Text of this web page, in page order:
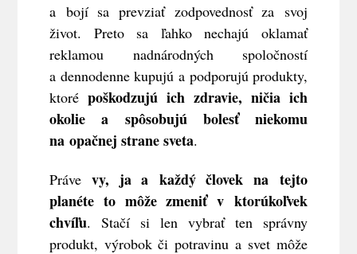
a bojí sa prevziať zodpovednosť za svoj
život. Preto sa ľahko nechajú oklamať
reklamou nadnárodných spoločností
a dennodenne kupujú a podporujú produkty,
ktorépoškodzujú ich zdravie, ničia ich
okolie a spôsobujú bolesť niekomu
na opačnej strane sveta.
Právevy, ja a každý človek na tejto
planéte to môže zmeniť v ktorúkoľvek
chvíľu. Stačí si len vybrať ten správny
produkt, výrobok či potravinu a svet môže